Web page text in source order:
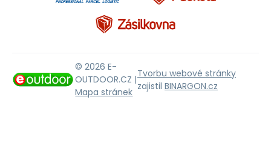
© 2026 E-
OUTDOOR.CZ |
Mapa stránek
Tvorbu webové stránky
zajistil BINARGON.cz